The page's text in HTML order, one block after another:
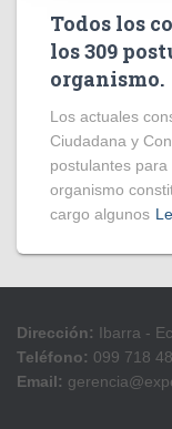
Todos los
los 309
organismo.
Los actuales
Ciudadana y
postulantes
organismo
cargo algunos
Dirección: Ibarra -
Teléfono: 099 718
Email: